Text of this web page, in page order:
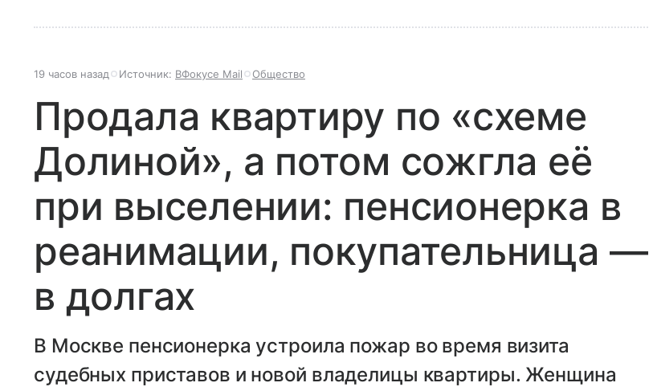
19 часов назад Источник: ВФокусе Mail Общество
Продала квартиру по «схеме
Долиной», а потом сожгла её
при выселении: пенсионерка в
реанимации, покупательница —
в долгах
В Москве пенсионерка устроила пожар во время визита
судебных приставов и новой владелицы квартиры. Женщина